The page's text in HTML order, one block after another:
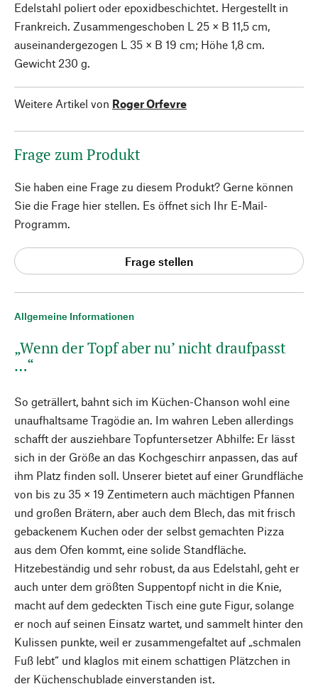
Allgemeine Informationen
„Wenn der Topf aber nu’ nicht draufpasst
…“
So geträllert, bahnt sich im Küchen-Chanson wohl eine
unaufhaltsame Tragödie an. Im wahren Leben allerdings
schafft der ausziehbare Topfuntersetzer Abhilfe: Er lässt
sich in der Größe an das Kochgeschirr anpassen, das auf
ihm Platz finden soll. Unserer bietet auf einer Grundfläche
von bis zu 35 × 19 Zentimetern auch mächtigen Pfannen
und großen Brätern, aber auch dem Blech, das mit frisch
gebackenem Kuchen oder der selbst gemachten Pizza
aus dem Ofen kommt, eine solide Standfläche.
Hitzebeständig und sehr robust, da aus Edelstahl, geht er
auch unter dem größten Suppentopf nicht in die Knie,
macht auf dem gedeckten Tisch eine gute Figur, solange
er noch auf seinen Einsatz wartet, und sammelt hinter den
Kulissen punkte, weil er zusammengefaltet auf „schmalen
Fuß lebt“ und klaglos mit einem schattigen Plätzchen in
der Küchenschublade einverstanden ist.
Edelstahl poliert oder epoxidbeschichtet. Hergestellt in
Frankreich. Zusammengeschoben L 25 × B 11,5 cm,
auseinandergezogen L 35 × B 19 cm; Höhe 1,8 cm.
Gewicht 230 g.
Weitere Artikel von Roger Orfevre
Frage zum Produkt
Sie haben eine Frage zu diesem Produkt? Gerne können
Sie die Frage hier stellen. Es öffnet sich Ihr E-Mail-
Programm.
Frage stellen